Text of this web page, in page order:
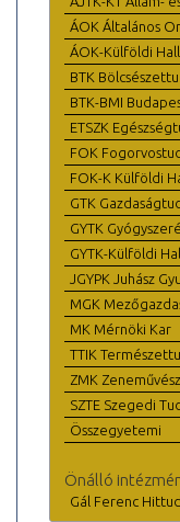
ÁOK Általános
ÁOK-Külföldi
BTK
BTK-BMI
ETSZK
FOK
FOK-K Külföldi
GTK
GYTK
GYTK-Külföldi
JGYPK Juhász
MGK
MK Mérnöki Kar
TTIK
ZMK
SZTE Szegedi
Összegyetemi
Önálló
Gál Ferenc